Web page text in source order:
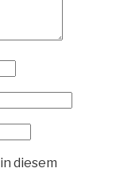
diesem